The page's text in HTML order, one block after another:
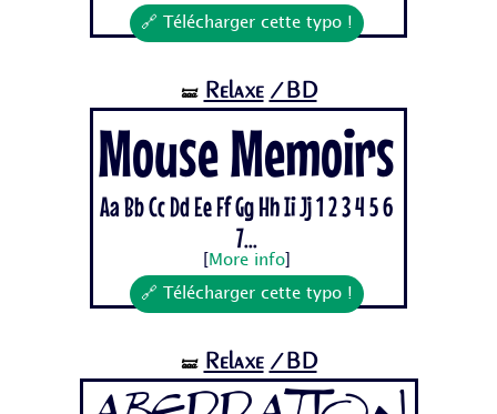
🔗 Télécharger cette typo !
🝛 Relaxe /BD
Mouse Memoirs
Aa Bb Cc Dd Ee Ff Gg Hh Ii Jj 1 2 3 4 5 6
7...
More info]
🔗 Télécharger cette typo !
🝛 Relaxe /BD